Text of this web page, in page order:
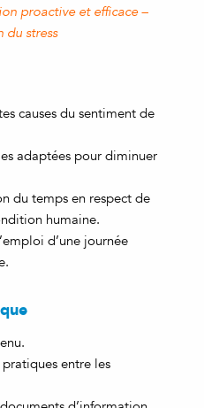
proactive et efficace –
du stress
causes du sentiment de
adaptées pour diminuer
du temps en respect de
humaine.
d’une journée
entre les